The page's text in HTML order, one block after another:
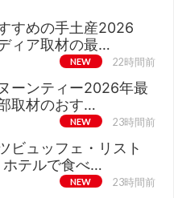
すめの手土産2026
ィア取材の最…
NEW 22時間前
ーンティー2026年最
取材のおす…
NEW 23時間前
ビュッフェ・リスト
テルで食べ…
NEW 23時間前